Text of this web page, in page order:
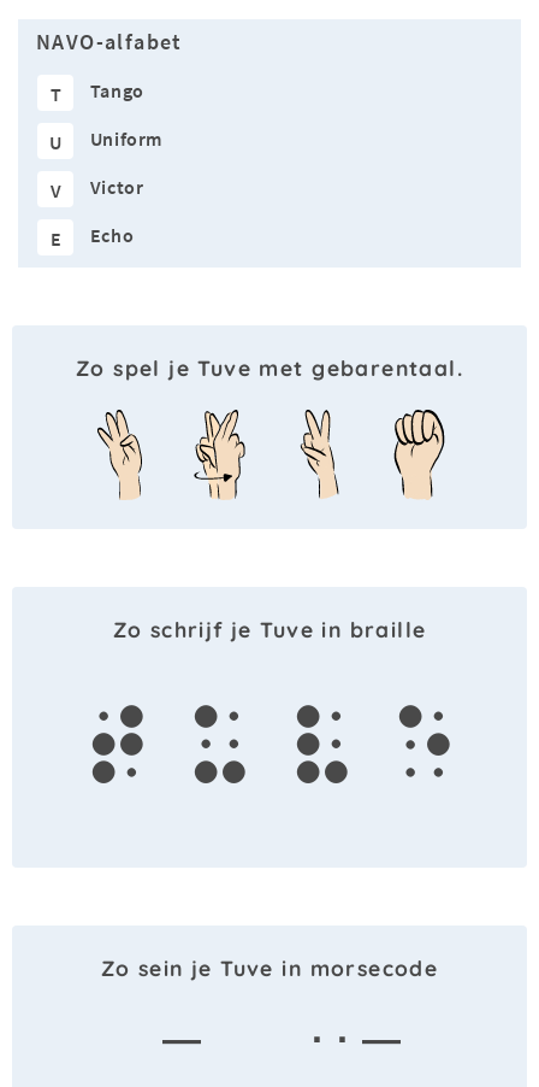
NAVO-alfabet
T Tango
U Uniform
V Victor
E Echo
Zo spel je Tuve met gebarentaal.
Zo schrijf je Tuve in braille
t u v e
Zo sein je Tuve in morsecode
—
· · —